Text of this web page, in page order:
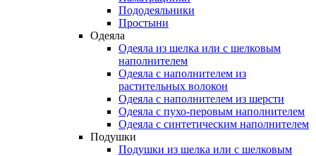
Пододеяльники
Простыни
Одеяла
Одеяла из шелка или с шелковым
наполнителем
Одеяла с наполнителем из
растительных волокон
Одеяла с наполнителем из шерсти
Одеяла с пухо-перовым наполнителем
Одеяла с синтетическим наполнителем
Подушки
Подушки из шелка или с шелковым